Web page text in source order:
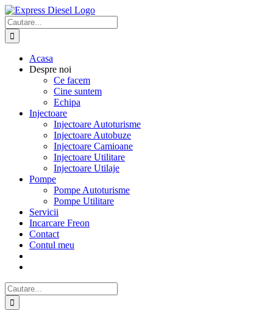
Skip
to
content
Cautare...
Acasa
Despre noi
Ce facem
Cine suntem
Echipa
Injectoare
Injectoare Autoturisme
Injectoare Autobuze
Injectoare Camioane
Injectoare Utilitare
Injectoare Utilaje
Pompe
Pompe Autoturisme
Pompe Utilitare
Servicii
Incarcare Freon
Contact
Contul meu
Cautare...